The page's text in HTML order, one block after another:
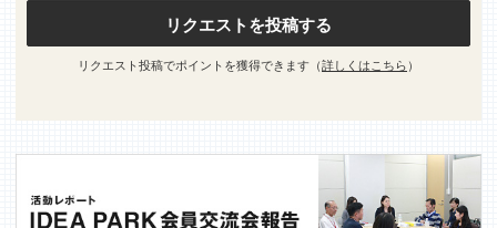
リクエストを投稿する
リクエスト投稿でポイントを獲得できます（詳しくはこちら ）